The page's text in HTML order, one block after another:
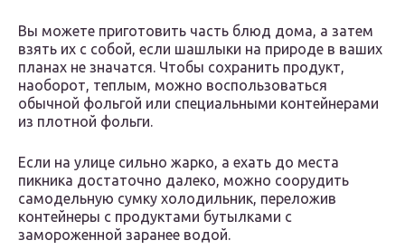
Вы можете приготовить часть блюд дома, а затем
взять их с собой, если шашлыки на природе в ваших
планах не значатся. Чтобы сохранить продукт,
наоборот, теплым, можно воспользоваться
обычной фольгой или специальными контейнерами
из плотной фольги.
Если на улице сильно жарко, а ехать до места
пикника достаточно далеко, можно соорудить
самодельную сумку холодильник, переложив
контейнеры с продуктами бутылками с
замороженной заранее водой.